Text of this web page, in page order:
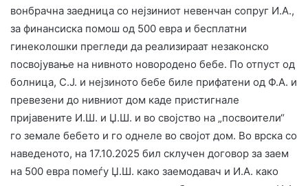
вонбрачна заедница со нејзиниот невенчан сопруг И.А.,
за финансиска помош од 500 евра и бесплатни
гинеколошки прегледи да реализираат незаконско
посвојување на нивното новородено бебе. По отпуст од
болница, С.Ј. и нејзиното бебе биле прифатени од Ф.А. и
превезени до нивниот дом каде пристигнале
пријавените И.Ш. и Џ.Ш. и во својство на „посвоители“
го земале бебето и го однеле во својот дом. Во врска со
наведеното, на 17.10.2025 бил склучен договор за заем
на 500 евра помеѓу Џ.Ш. како заемодавач и И.А. како